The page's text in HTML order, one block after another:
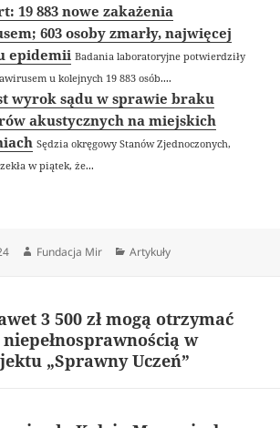
19 883 nowe zakażenia
603 osoby zmarły, najwięcej
epidemii Badania laboratoryjne potwierdziły
u kolejnych 19 883 osób....
wyrok sądu w sprawie braku
akustycznych na miejskich
Sędzia okręgowy Stanów Zjednoczonych,
w piątek, że...
Autor
Fundacja Mir Kategorie
Artykuły
3 500 zł mogą otrzymać
w
„Sprawny Uczeń”